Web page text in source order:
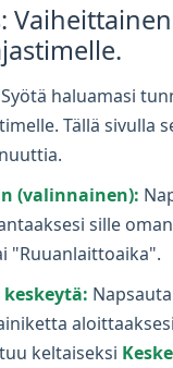
Syötä haluamasi
Tällä sivulla
(valinnainen):
sille
"Ruuanlaittoaika".
keltaiseksi